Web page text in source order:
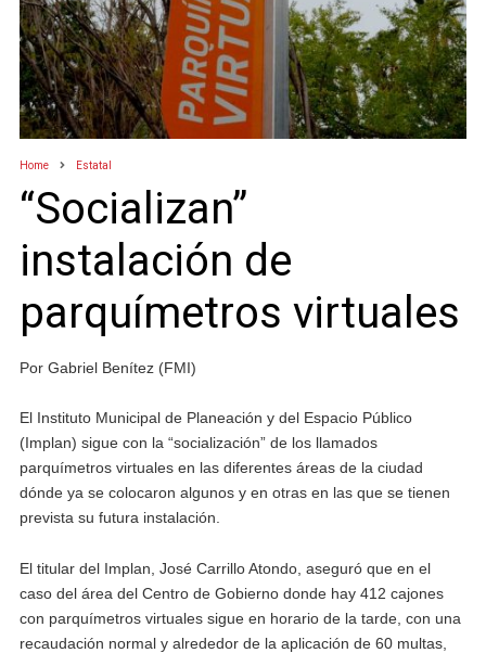
Home Estatal
“Socializan”
instalación de
parquímetros virtuales
Por Gabriel Benítez (FMI)
El Instituto Municipal de Planeación y del Espacio Público
(Implan) sigue con la “socialización” de los llamados
parquímetros virtuales en las diferentes áreas de la ciudad
dónde ya se colocaron algunos y en otras en las que se tienen
prevista su futura instalación.
El titular del Implan, José Carrillo Atondo, aseguró que en el
caso del área del Centro de Gobierno donde hay 412 cajones
con parquímetros virtuales sigue en horario de la tarde, con una
recaudación normal y alrededor de la aplicación de 60 multas,